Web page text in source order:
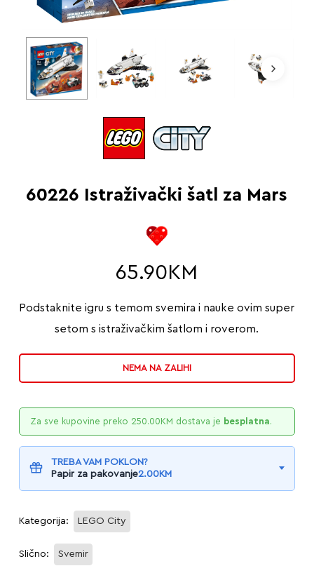
60226 Istraživački šatl za Mars
65.90 KM
Podstaknite igru s temom svemira i nauke ovim super
setom s istraživačkim šatlom i roverom.
NEMA NA ZALIHI
Za sve kupovine preko 250.00KM dostava je besplatna.
TREBA VAM POKLON?
Papir za pakovanje2.00KM
Kategorija: LEGO City
Slično: Svemir